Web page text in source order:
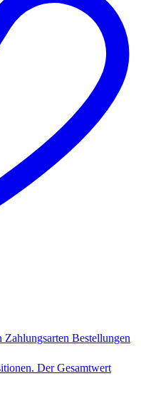
Zahlungsarten Bestellungen
Der Gesamtwert